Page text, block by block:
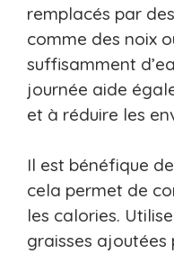
remplacés par
comme des noix
suffisamment
journée aide
et à réduire les
Il est bénéfique
cela permet de
les calories.
graisses